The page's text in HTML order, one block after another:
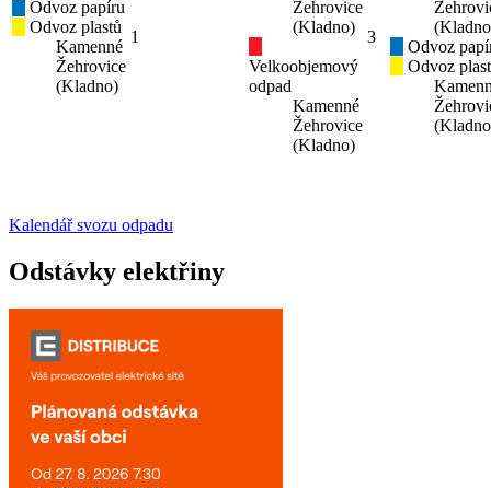
Odvoz papíru
Odvoz plastů
Kamenné
Žehrovice
(Kladno)
1
Žehrovice
(Kladno)
Velkoobjemový
odpad
Kamenné
Žehrovice
(Kladno)
3
Odvoz
Odvoz
Kalendář svozu odpadu
Odstávky elektřiny